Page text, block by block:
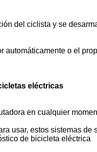
del ciclista y se
automáticamente o el
eléctricas
en cualquier
usar, estos sistemas de
de bicicleta eléctrica